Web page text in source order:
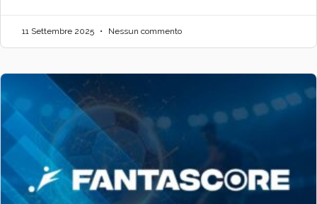
11 Settembre 2025 Nessun commento